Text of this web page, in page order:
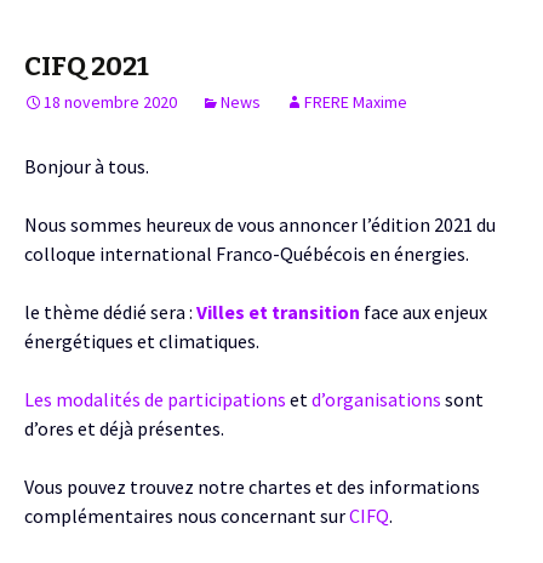
CIFQ 2021
18 novembre 2020 News FRERE Maxime
Bonjour à tous.
Nous sommes heureux de vous annoncer l’édition 2021 du
colloque international Franco-Québécois en énergies.
le thème dédié sera : Villes et transition face aux enjeux
énergétiques et climatiques.
Les modalités de participations etd’organisations sont
d’ores et déjà présentes.
Vous pouvez trouvez notre chartes et des informations
complémentaires nous concernant surCIFQ.